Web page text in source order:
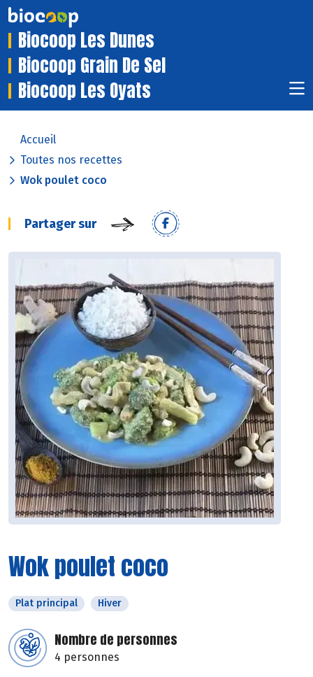
Biocoop Les Dunes
Biocoop Grain De Sel
Biocoop Les Oyats
Accueil
Toutes nos recettes
Wok poulet coco
Partager sur
Wok poulet coco
Plat principal Hiver
Nombre de personnes
4 personnes